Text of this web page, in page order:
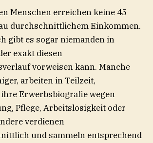
Menschen erreichen keine 45
durchschnittlichem Einkommen.
gibt es sogar niemanden in
exakt diesen
vorweisen kann. Manche
arbeiten in Teilzeit,
Erwerbsbiografie wegen
Pflege, Arbeitslosigkeit oder
verdienen
und sammeln entsprechend